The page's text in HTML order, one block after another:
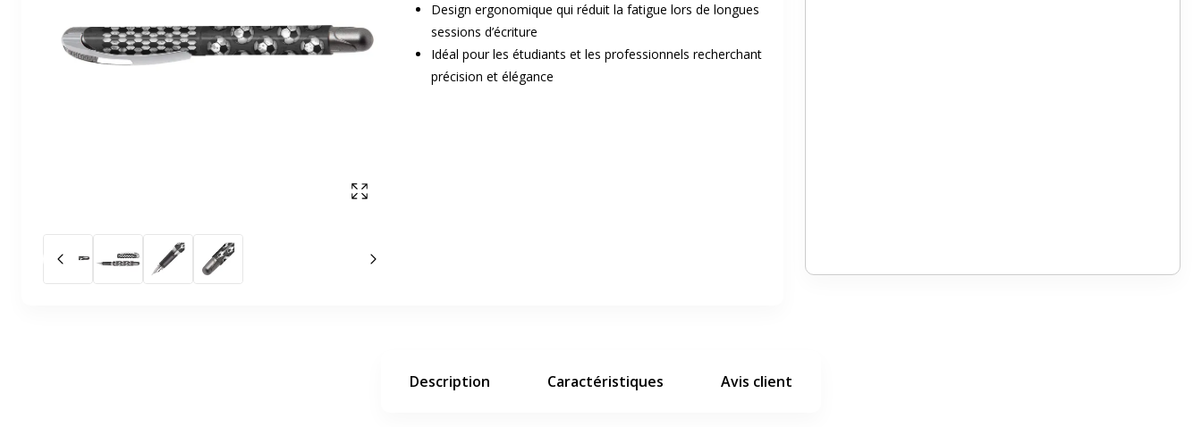
Afficher en plein écran
Slide précédent Slide suivant
Design ergonomique qui réduit la fatigue lors de longues
sessions d’écriture
Idéal pour les étudiants et les professionnels recherchant
précision et élégance
Description Caractéristiques Avis client